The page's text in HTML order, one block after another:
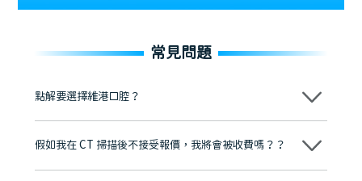
常見問題
點解要選擇維港口腔？
維港口腔踐行「醫道濟世」的大學校訓，各分院匯聚來自香港、內地的
牌」、「2025香港企業領袖品牌」，是諾貝爾種植系統全球放心植牙中
至今已服務超過三十個國家和地區的顧客，受到粵港澳大灣區及周邊城
假如我在 CT 掃描後不接受報價，我將會被收費嗎？？
不會！只要未開始實際服務之前，你不會被收取任何費用。